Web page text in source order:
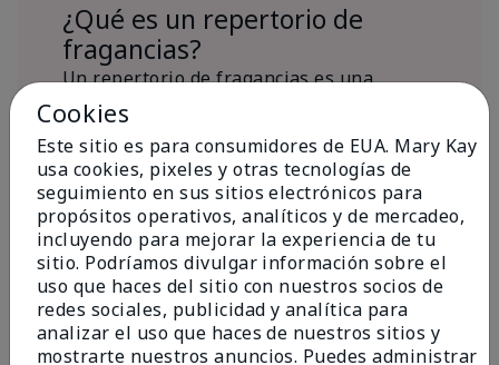
¿Qué es un repertorio de
fragancias?
Un repertorio de fragancias es una
colección personalizada de aromas para
y/o temporadas.
¿Dónde encaja la fragancia Mary
Kay® True Optimism™ Eau de
Parfum?
Cookies
Este sitio es para consumidores de EUA. Mary Kay
usa cookies, pixeles y otras tecnologías de
seguimiento en sus sitios electrónicos para
propósitos operativos, analíticos y de mercadeo,
incluyendo para mejorar la experiencia de tu
sitio. Podríamos divulgar información sobre el
uso que haces del sitio con nuestros socios de
redes sociales, publicidad y analítica para
analizar el uso que haces de nuestros sitios y
mostrarte nuestros anuncios. Puedes administrar